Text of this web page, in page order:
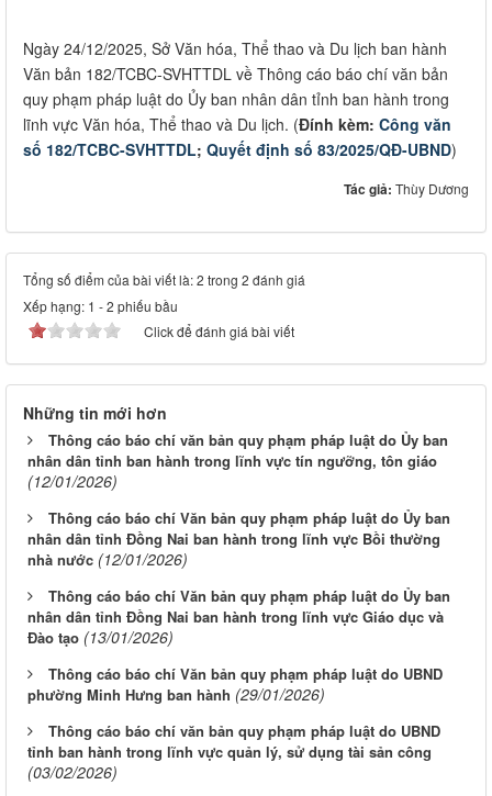
Ngày 24/12/2025, Sở Văn hóa, Thể thao và Du lịch ban hành
Văn bản 182/TCBC-SVHTTDL về Thông cáo báo chí văn bản
quy phạm pháp luật do Ủy ban nhân dân tỉnh ban hành trong
lĩnh vực Văn hóa, Thể thao và Du lịch. (Đính kèm: Công văn
số 182/TCBC-SVHTTDL; Quyết định số 83/2025/QĐ-UBND)
Tác giả: Thùy Dương
Tổng số điểm của bài viết là: 2 trong 2 đánh giá
Xếp hạng: 1 -2 phiếu bầu
Click để đánh giá bài viết
Những tin mới hơn
Thông cáo báo chí văn bản quy phạm pháp luật do Ủy ban
nhân dân tỉnh ban hành trong lĩnh vực tín ngưỡng, tôn giáo
(12/01/2026)
Thông cáo báo chí Văn bản quy phạm pháp luật do Ủy ban
nhân dân tỉnh Đồng Nai ban hành trong lĩnh vực Bồi thường
nhà nước (12/01/2026)
Thông cáo báo chí Văn bản quy phạm pháp luật do Ủy ban
nhân dân tỉnh Đồng Nai ban hành trong lĩnh vực Giáo dục và
Đào tạo (13/01/2026)
Thông cáo báo chí Văn bản quy phạm pháp luật do UBND
phường Minh Hưng ban hành (29/01/2026)
Thông cáo báo chí văn bản quy phạm pháp luật do UBND
tỉnh ban hành trong lĩnh vực quản lý, sử dụng tài sản công
(03/02/2026)